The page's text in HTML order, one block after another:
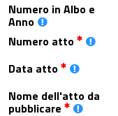
Numero in Albo e
Anno
Numero atto
Data atto
Nome dell'atto da
pubblicare